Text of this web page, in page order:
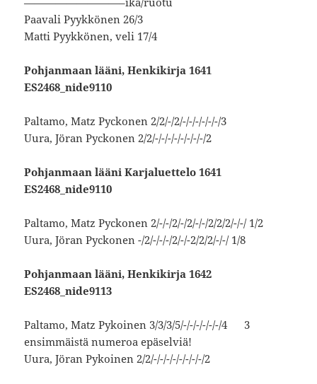
Paavali Pyykkönen 26/3
Matti Pyykkönen, veli 17/4
Pohjanmaan lääni, Henkikirja 1641
ES2468_nide9110
Paltamo, Matz Pyckonen 2/2/-/2/-/-/-/-/-/-/3
Uura, Jöran Pyckonen 2/2/-/-/-/-/-/-/-/-/2
Pohjanmaan lääniKarjaluettelo 1641
ES2468_nide9110
Paltamo, Matz Pyckonen 2/-/-/2/-/2/-/-/2/2/2/-/-/ 1/2
Uura, Jöran Pyckonen -/2/-/-/-/2/-/-2/2/2/-/-/ 1/8
Pohjanmaan lääni, Henkikirja 1642
ES2468_nide9113
Paltamo, Matz Pykoinen 3/3/3/5/-/-/-/-/-/-/4 3
ensimmäistä numeroa epäselviä!
Uura, Jöran Pykoinen 2/2/-/-/-/-/-/-/-/-/2